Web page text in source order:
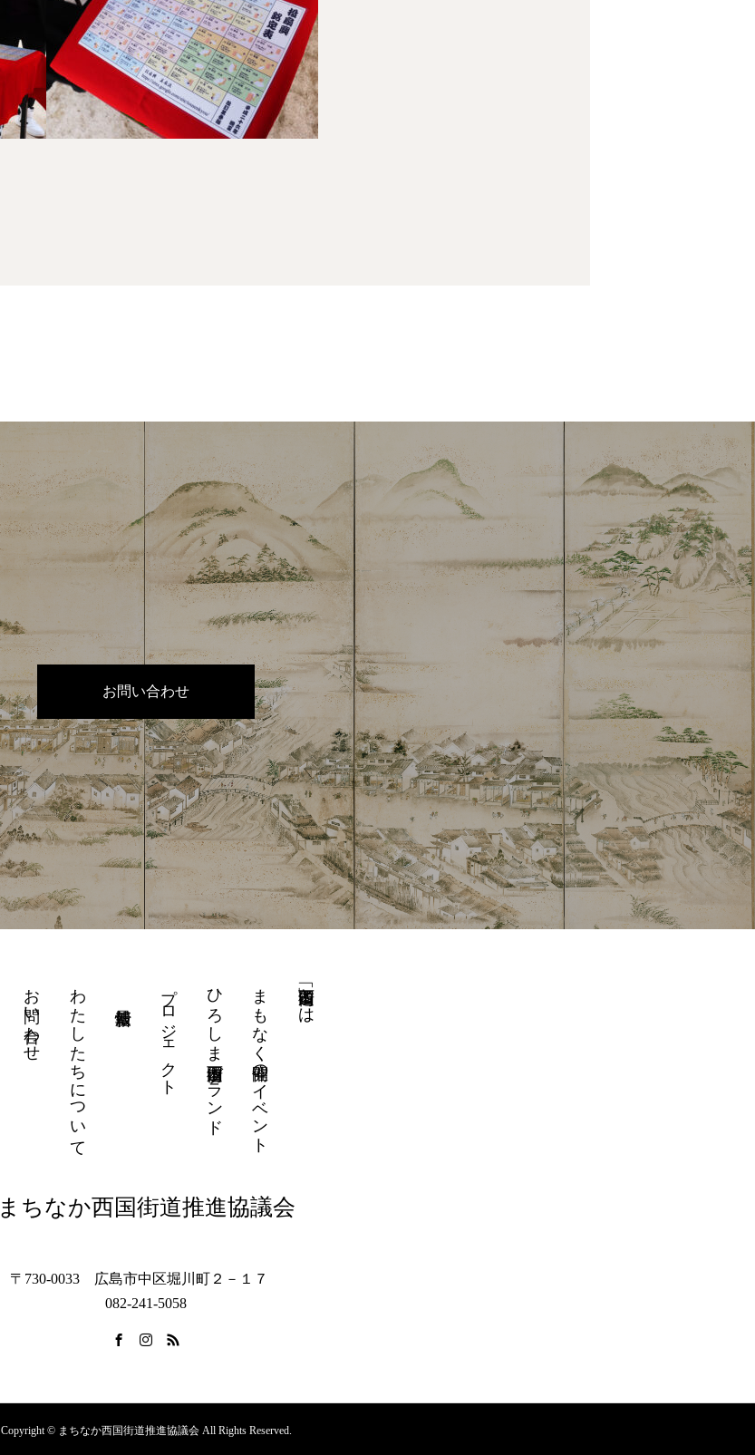
お問い合わせ
「西国街道」とは
まもなく開催のイベント
ひろしま西国街道ブランド
プロジェクト
わたしたちについて
お問い合わせ
まちなか西国街道推進協議会
〒730-0033 広島市中区堀川町２－１７
082-241-5058
Copyright © まちなか西国街道推進協議会 All Rights Reserved.